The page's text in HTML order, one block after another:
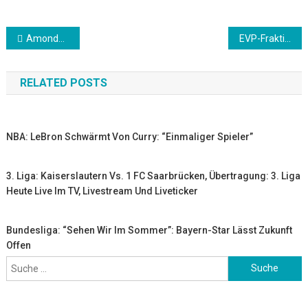
Beitrags-
Navigation
Amondo: Jahrestreffen im Herbst
RELATED POSTS
NBA: LeBron Schwärmt Von Curry: “Einmaliger Spieler”
3. Liga: Kaiserslautern Vs. 1 FC Saarbrücken, Übertragung: 3. Liga
Heute Live Im TV, Livestream Und Liveticker
Bundesliga: “Sehen Wir Im Sommer”: Bayern-Star Lässt Zukunft
Offen
Suche
nach: